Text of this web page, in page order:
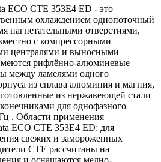
ECO CTE 353E4 ED - это
охлаждением однопоточный
нагнетательными отверстиями,
с компрессорными
централями и выносными
рифлённо-алюминевые
между ламелями одного
из сплава алюминия и магния,
из нержавеющей стали
для однофазного
. Области применения
ECO CTE 353E4 ED: для
свежих и замороженных
CTE рассчитаны на
и оснащаются медно-